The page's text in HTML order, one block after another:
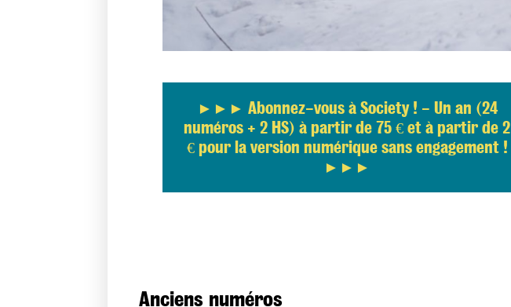
Abonnez-vous à Society ! - Un an (24
numéros + 2 HS) à partir de 75 € et à partir de 2
€ pour la version numérique sans engagement !
Anciens numéros